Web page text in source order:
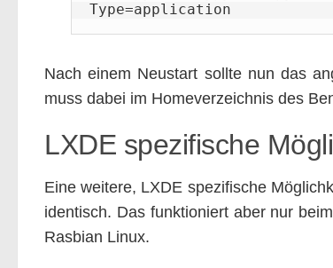
Type=application
Nach einem Neustart sollte nun das
muss dabei im Homeverzeichnis des
LXDE spezifische
Eine weitere, LXDE spezifische
identisch. Das funktioniert aber nur
Rasbian Linux.